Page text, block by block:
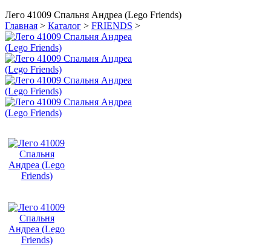
Лего 41009 Спальня Андреа (Lego Friends)
Главная > Каталог > FRIENDS >